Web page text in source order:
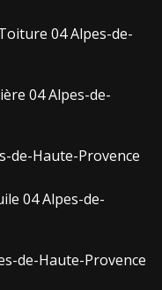
04 Alpes-de-
04 Alpes-de-
de-Haute-Provence
04 Alpes-de-
de-Haute-Provence